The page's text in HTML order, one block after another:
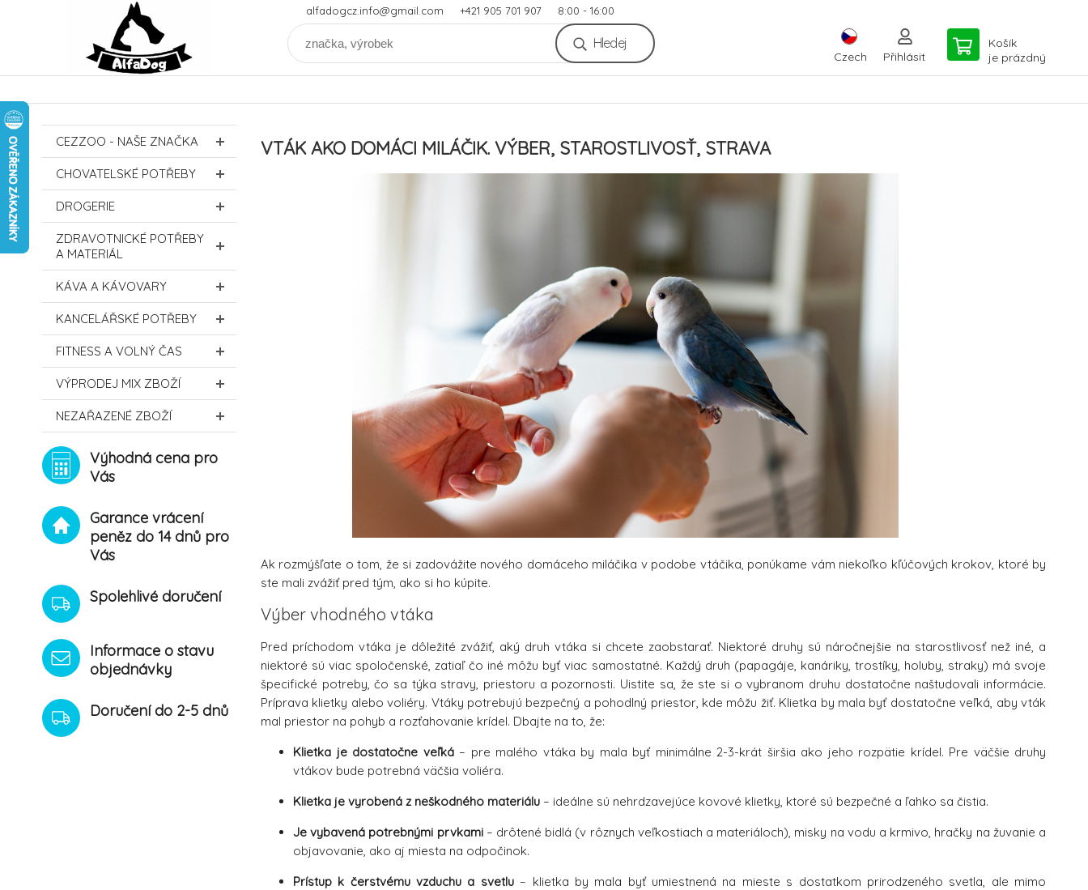
alfadogcz.info@gmail.com +421 905 701 907 8:00 - 16:00
Hledej
Czech Přihlásit
Košík
je prázdný
CEZZOO - NAŠE ZNAČKA
CHOVATELSKÉ POTŘEBY
DROGERIE
ZDRAVOTNICKÉ POTŘEBY
A MATERIÁL
KÁVA A KÁVOVARY
KANCELÁŘSKÉ POTŘEBY
FITNESS A VOLNÝ ČAS
VÝPRODEJ MIX ZBOŽÍ
NEZAŘAZENÉ ZBOŽÍ
Výhodná cena pro
Vás
Garance vrácení
peněz do 14 dnů pro
Vás
Spolehlivé doručení
Informace o stavu
objednávky
Doručení do 2-5 dnů
VTÁK AKO DOMÁCI MILÁČIK. VÝBER, STAROSTLIVOSŤ, STRAVA
Ak rozmýšľate o tom, že si zadovážite nového domáceho miláčika v podobe vtáčika, ponúkame vám niekoľko kľúčových krokov, ktoré by
ste mali zvážiť pred tým, ako si ho kúpite.
Výber vhodného vtáka
Pred príchodom vtáka je dôležité zvážiť, aký druh vtáka si chcete zaobstarať. Niektoré druhy sú náročnejšie na starostlivosť než iné, a
niektoré sú viac spoločenské, zatiaľ čo iné môžu byť viac samostatné. Každý druh (papagáje, kanáriky, trostíky, holuby, straky) má svoje
špecifické potreby, čo sa týka stravy, priestoru a pozornosti. Uistite sa, že ste si o vybranom druhu dostatočne naštudovali informácie.
Príprava klietky alebo voliéry. Vtáky potrebujú bezpečný a pohodlný priestor, kde môžu žiť. Klietka by mala byť dostatočne veľká, aby vták
mal priestor na pohyb a rozťahovanie krídel. Dbajte na to, že:
Klietka je dostatočne veľká– pre malého vtáka by mala byť minimálne 2-3-krát širšia ako jeho rozpätie krídel. Pre väčšie druhy
vtákov bude potrebná väčšia voliéra.
Klietka je vyrobená z neškodného materiálu – ideálne sú nehrdzavejúce kovové klietky, ktoré sú bezpečné a ľahko sa čistia.
Je vybavená potrebnými prvkami– drôtené bidlá (v rôznych veľkostiach a materiáloch), misky na vodu a krmivo, hračky na žuvanie a
objavovanie, ako aj miesta na odpočinok.
Prístup k čerstvému vzduchu a svetlu– klietka by mala byť umiestnená na mieste s dostatkom prirodzeného svetla, ale mimo